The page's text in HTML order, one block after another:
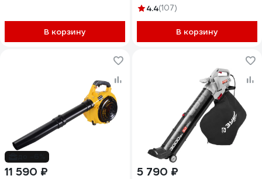
В корзину
4.4(107)
В корзину
11 590 ₽ 5 790 ₽